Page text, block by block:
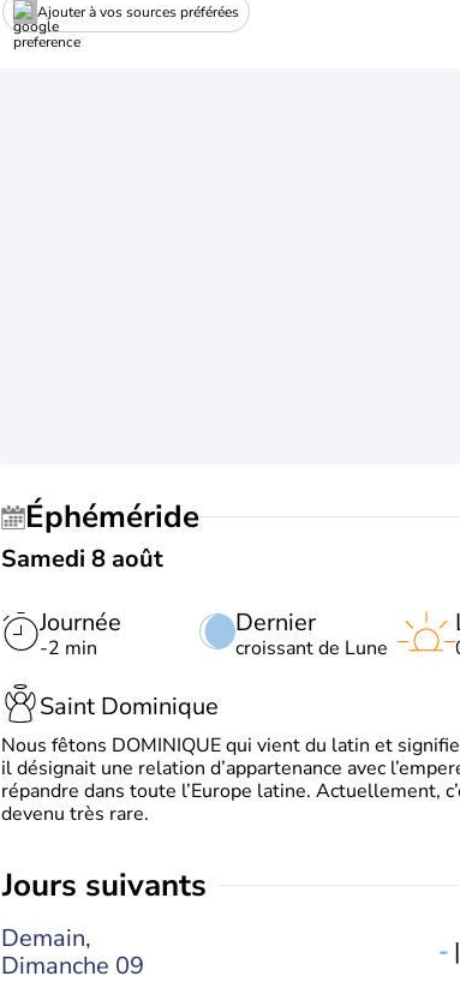
Ajouter à vos sources préférées
Éphéméride
Samedi 8 août
Journée
-2 min
Dernier
croissant de Lune
Saint Dominique
Nous fêtons DOMINIQUE qui vient du latin et
il désignait une relation d’appartenance avec
répandre dans toute l’Europe latine. Actuellement,
devenu très rare.
jours suivants
Demain,
Dimanche 09
- |